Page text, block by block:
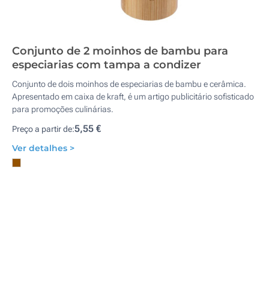
Conjunto de 2 moinhos de bambu para
especiarias com tampa a condizer
Conjunto de dois moinhos de especiarias de bambu e cerâmica.
Apresentado em caixa de kraft, é um artigo publicitário sofisticado
para promoções culinárias.
Preço a partir de:5,55 €
Ver detalhes >